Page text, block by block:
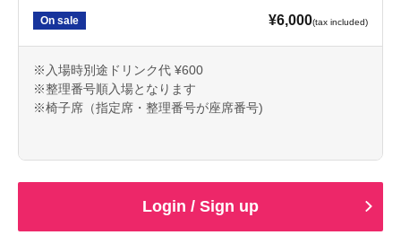
On sale ¥6,000(tax included)
※入場時別途ドリンク代 ¥600
※整理番号順入場となります
※椅子席（指定席・整理番号が座席番号)
Login / Sign up